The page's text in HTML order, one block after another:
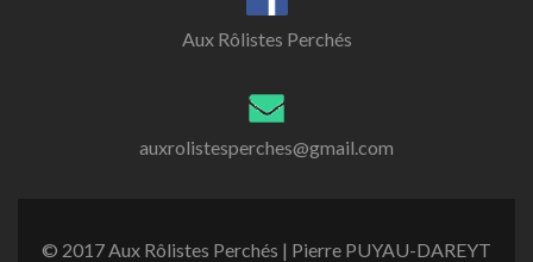
Aux Rôlistes Perchés
auxrolistesperches@gmail.com
© 2017 Aux Rôlistes Perchés | Pierre PUYAU-DAREYT